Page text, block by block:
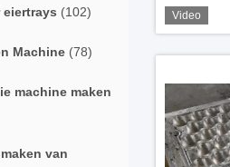
(102)
Machine (78)
machine maken
van
Video